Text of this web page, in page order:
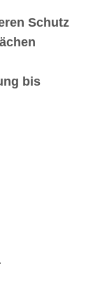
Schutz
bis